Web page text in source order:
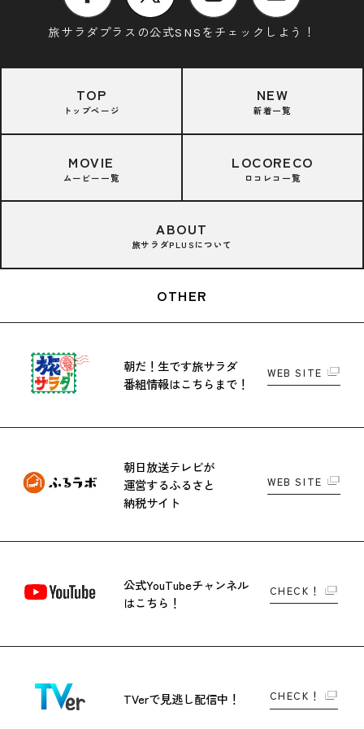
旅サラダプラスの公式SNSをチェックしよう！
TOP
トップページ
NEW
新着一覧
MOVIE
ムービー一覧
LOCORECO
ロコレコ一覧
ABOUT
旅サラダPLUSについて
OTHER
朝だ！生です旅サラダ
番組情報はこちらまで！
WEB SITE
朝日放送テレビが
運営するふるさと
納税サイト
WEB SITE
公式YouTubeチャンネル
はこちら！
CHECK！
TVerで見逃し配信中！ CHECK！